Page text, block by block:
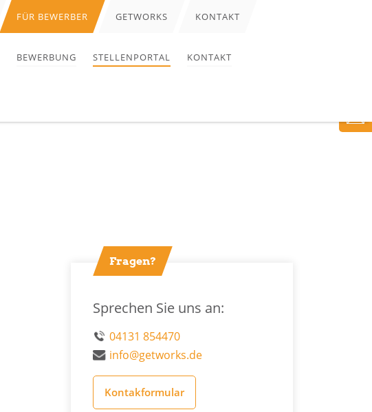
FÜR BEWERBER
BEWERBUNG STELLENPORTAL KONTAKT
GETWORKS KONTAKT
Fragen?
Sprechen Sie uns an:
04131 854470
info@getworks.de
Kontakformular